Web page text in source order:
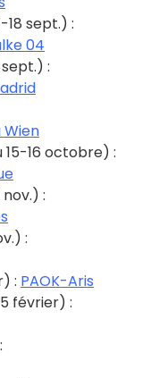
sept.) :
04
:
Wien
16 octobre) :
:
:
: PAOK-Aris
février) :